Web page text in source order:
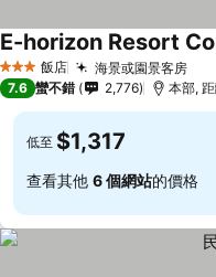
3 星級 飯店 海景或園景客房
E-horizon Resort
7.6 蠻不錯 2,776 本部,
低至 $1,317
查看其他 6 個網站的價格